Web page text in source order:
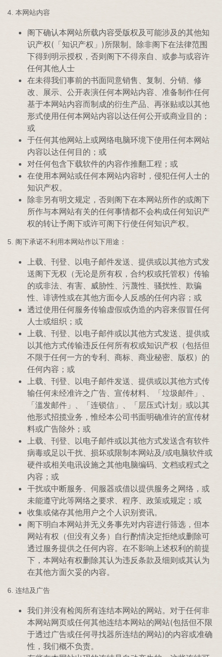
4. 本网站内容
阁下确认本网站所载内容受版权及可能涉及的其他知
识产权(「知识产权」)所限制。除非阁下在法律范围
下得到明示授权，否则阁下不得亲自、或参与或容许
任何其他人士
在未得我们事前的书面同意销售、复制、分销、修
改、展示、公开表演任何本网站内容、准备制作任何
基于本网站内容而制成的衍生产品、再张贴或以其他
形式使用任何本网站内容以达任何公开或商业目的；
或
于任何其他网站上或网络电脑环境下使用任何本网站
内容以达任何目的；或
对任何包含下载软件的内容作推翻工程；或
在使用本网站或任何本网站内容时，侵犯任何人士的
知识产权。
除非另有明文规定，否则阁下在本网站所作的或阁下
所作与本网站有关的任何事情都不会构成任何知识产
权的转让予阁下或许可阁下行使任何知识产权。
5. 阁下承诺不利用本网站作以下用途：
上载、刊登、以电子邮件发送、提供或以其他方式发
送阁下无权（无论是所有权，合约权或托管权）传输
的或非法、有害、威胁性、污蔑性、骚扰性、欺骗
性、诽谤性或在其他方面令人反感的任何内容；或
透过使用任何服务传输虚假或伪造的内容来假冒任何
人士或组织；或
上载、刊登、以电子邮件或以其他方式发送、提供或
以其他方式传输违反任何所有权或知识产权（包括但
不限于任何一方的专利、商标、商业秘密、版权）的
任何内容；或
上载、刊登、以电子邮件发送、提供或以其他方式传
输任何未经准许之广告、宣传材料、「垃圾邮件」、
「滥发邮件」、「连锁信」、「层压式计划」或以其
他形式招揽业务，惟经本公司书面明确准许的宣传材
料或广告除外；或
上载、刊登、以电子邮件或以其他方式发送含有软件
病毒或足以干扰、损坏或限制本网站及/或电脑软件或
硬件或相关电讯设施之其他电脑编码、文档或程式之
内容；或
干扰或中断服务、伺服器或借以提供服务之网络，或
未能遵守此等网络之要求、程序、政策或规定；或
收集或储存其他用户之个人识别资讯。
阁下明白本网站并无义务事先对内容进行筛选，但本
网站有权（但没有义务）自行酌情决定拒绝或删除可
透过服务提供之任何内容。在不影响上述权利的前提
下，本网站有权删除其认为违反条款及细则或其认为
在其他方面欠妥的内容。
6. 连结及广告
我们并没有检阅所有连结本网站的网站。对于任何非
本网站网页或任何其他连结本网站的网站(包括但不限
于透过广告或任何寻找器所连结的网站)的内容或准确
性，我们概不负责。